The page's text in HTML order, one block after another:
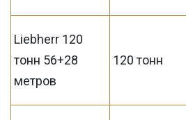
Liebherr 120
тонн 56+28
метров
120 тонн